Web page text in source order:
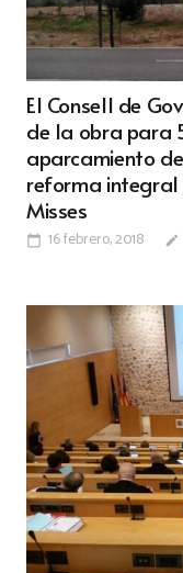
El Consell de
de la obra para
aparcamiento
reforma integral
Misses
calendar_today 16 febrero, 2018 edit